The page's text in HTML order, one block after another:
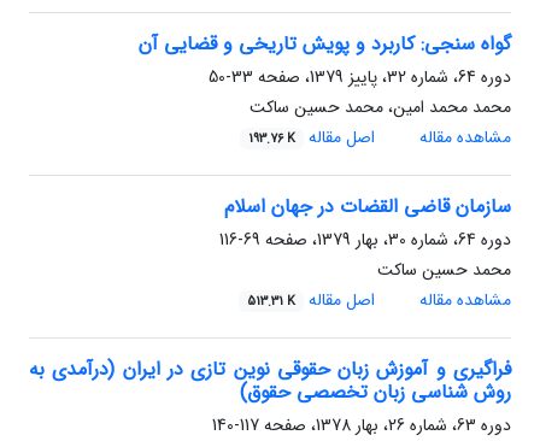
گواه سنجی: کاربرد و پویش تاریخی و قضایی آن
دوره 64، شماره 32، پاییز 1379، صفحه
33-50
محمد محمد امین، محمد حسین ساکت
مشاهده مقاله
اصل مقاله 193.76 K
سازمان قاضی القضات در جهان اسلام
دوره 64، شماره 30، بهار 1379، صفحه
69-116
محمد حسین ساکت
مشاهده مقاله
اصل مقاله 513.31 K
فراگیری و آموزش زبان حقوقی نوین تازی در ایران (درآمدی به
روش شناسی زبان تخصصی حقوق)
دوره 63، شماره 26، بهار 1378، صفحه
117-140